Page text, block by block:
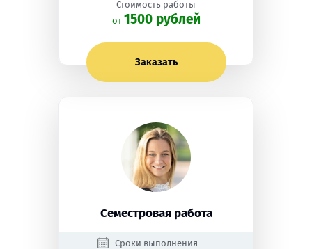
Стоимость работы
oт 1500 рублей
Заказать
Семестровая работа
Сроки выполнения